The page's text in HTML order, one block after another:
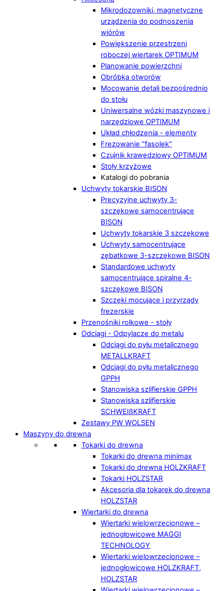
Mikrodozowniki, magnetyczne
urządzenia do podnoszenia
wiórów
Powiększenie przestrzeni
roboczej wiertarek OPTIMUM
Planowanie powierzchni
Obróbka otworów
Mocowanie detali bezpośrednio
do stołu
Uniwersalne wózki maszynowe i
narzędziowe OPTIMUM
Układ chłodzenia - elementy
Frezowanie "fasolek"
Czujnik krawędziowy OPTIMUM
Stoły krzyżowe
Katalogi do pobrania
Uchwyty tokarskie BISON
Precyzyjne uchwyty 3-
szczękowe samocentrujące
BISON
Uchwyty tokarskie 3 szczękowe
Uchwyty samocentrujące
zębatkowe 3-szczękowe BISON
Standardowe uchwyty
samocentrujące spiralne 4-
szczękowe BISON
Szczęki mocujące i przyrządy
frezerskie
Przenośniki rolkowe - stoły
Odciągi - Odpylacze do metalu
Odciągi do pyłu metalicznego
METALLKRAFT
Odciągi do pyłu metalicznego
GPPH
Stanowiska szlifierskie GPPH
Stanowiska szlifierskie
SCHWEIßKRAFT
Zestawy PW WOLSEN
Maszyny do drewna
Tokarki do drewna
Tokarki do drewna minimax
Tokarki do drewna HOLZKRAFT
Tokarki HOLZSTAR
Akcesoria dla tokarek do drewna
HOLZSTAR
Wiertarki do drewna
Wiertarki wielowrzecionowe –
jednogłowicowe MAGGI
TECHNOLOGY
Wiertarki wielowrzecionowe –
jednogłowicowe HOLZKRAFT,
HOLZSTAR